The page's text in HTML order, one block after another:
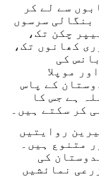
سے لے کر
بنگالی سرسوں
چکن تک،
کھانوں تک،
کی
موپلا
کے پاس
ہے جس کا
کر سکتے ہیں۔
روایتیں
متنوع ہیں۔
کی
نمائشیں